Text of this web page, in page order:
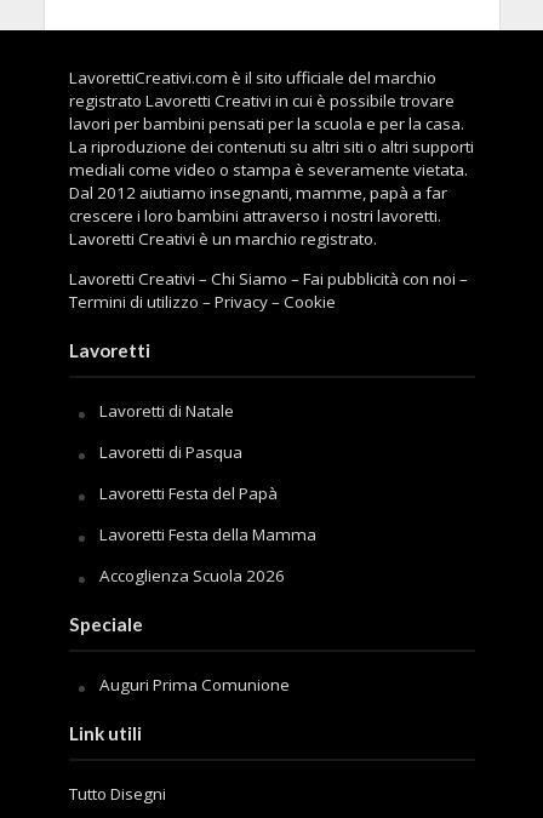
LavorettiCreativi.com è il sito ufficiale del marchio
registrato Lavoretti Creativi in cui è possibile trovare
lavori per bambini pensati per la scuola e per la casa.
La riproduzione dei contenuti su altri siti o altri supporti
mediali come video o stampa è severamente vietata.
Dal 2012 aiutiamo insegnanti, mamme, papà a far
crescere i loro bambini attraverso i nostri lavoretti.
Lavoretti Creativi è un marchio registrato.
Lavoretti Creativi –Chi Siamo –Fai pubblicità con noi –
Termini di utilizzo –Privacy–Cookie
Lavoretti
Lavoretti di Natale
Lavoretti di Pasqua
Lavoretti Festa del Papà
Lavoretti Festa della Mamma
Accoglienza Scuola 2026
Speciale
Auguri Prima Comunione
Link utili
Tutto Disegni